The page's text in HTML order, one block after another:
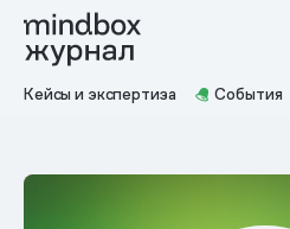
Кейсы и экспертиза События